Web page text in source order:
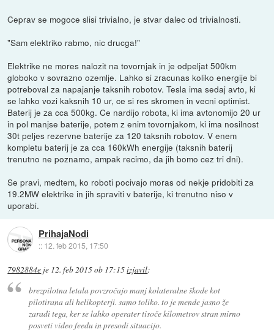
Ceprav se mogoce slisi trivialno, je stvar dalec od trivialnosti.
"Sam elektriko rabmo, nic drucga!"
Elektrike ne mores nalozit na tovornjak in je odpeljat 500km
globoko v sovrazno ozemlje. Lahko si zracunas koliko energije bi
potreboval za napajanje taksnih robotov. Tesla ima sedaj avto, ki
se lahko vozi kaksnih 10 ur, ce si res skromen in vecni optimist.
Baterij je za cca 500kg. Ce nardijo robota, ki ima avtonomijo 20 ur
in pol manjse baterije, potem z enim tovornjakom, ki ima nosilnost
30t peljes rezervne baterije za 120 taksnih robotov. V enem
kompletu baterij je za cca 160kWh energije (taksnih baterij
trenutno ne poznamo, ampak recimo, da jih bomo cez tri dni).
Se pravi, medtem, ko roboti pocivajo moras od nekje pridobiti za
19.2MW elektrike in jih spraviti v baterije, ki trenutno niso v
uporabi.
PrihajaNodi
:: 12. feb 2015, 17:50
7982884e je 12. feb 2015 ob 17:15izjavil:
brezpilotna letala povzročajo manj kolateralne škode kot
pilotirana ali helikopterji. samo toliko. to je mende jasno že
zaradi tega, ker se lahko operater tisoče kilometrov stran mirno
posveti video feedu in presodi situacijo.